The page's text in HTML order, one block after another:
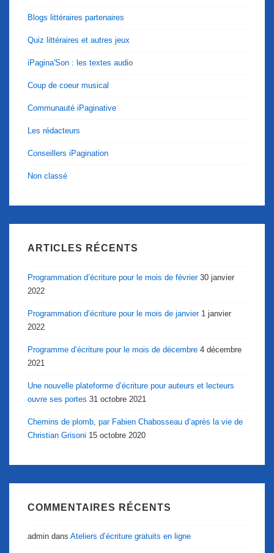
Blogs littéraires partenaires
Quiz littéraires et autres jeux
iPagina'Son : les textes audio
Coup de coeur musical
Communauté iPaginative
Les rédacteurs
Conseillers iPagination
Non classé
ARTICLES RÉCENTS
Programmation d’écriture pour le mois de février 30 janvier
2022
Programmation d’écriture pour le mois de janvier 1 janvier
2022
Programme d’écriture pour le mois de décembre 4 décembre
2021
Une nouvelle plateforme d’écriture pour auteurs et lecteurs
ouvre ses portes 31 octobre 2021
Chemins de plomb, par Fabien Chabosseau d’après la vie de
Christian Grisoni 15 octobre 2020
COMMENTAIRES RÉCENTS
admin dans Ateliers d’écriture gratuits en ligne